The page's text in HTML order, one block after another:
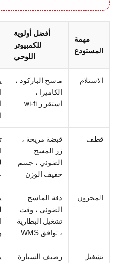
مهمة
المستودع
أفضل أولوية
للكمبيوتر
اللوحي
الاستلام
ماسح الباركود ،
الكاميرا ،
استقرار wi-fi
قطف
قبضة مريحة ،
زر المسح
الضوئي ، جسم
خفيف الوزن
المخزون
دقة الماسح
الضوئي ، وقت
تشغيل البطارية
، توافق WMS
تشغيل
رصيف السيارة